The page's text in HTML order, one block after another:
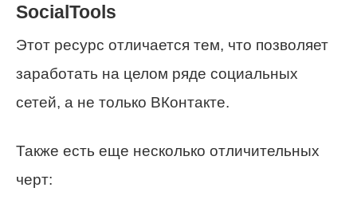
SocialTools
Этот ресурс отличается тем, что позволяет
заработать на целом ряде социальных
сетей, а не только ВКонтакте.
Также есть еще несколько отличительных
черт: